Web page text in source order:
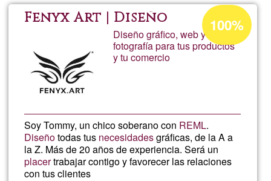
Fenyx Art | Diseño
Diseño gráfico, web y
fotografía para tus productos
y tu comercio
Soy Tommy, un chico soberano con REML.
Diseñotodas tus necesidadesgráficas, de la A a
la Z. Más de 20 años de experiencia. Será un
placertrabajar contigo y favorecer las relaciones
con tus clientes
Acceptance
percentage
of
100%